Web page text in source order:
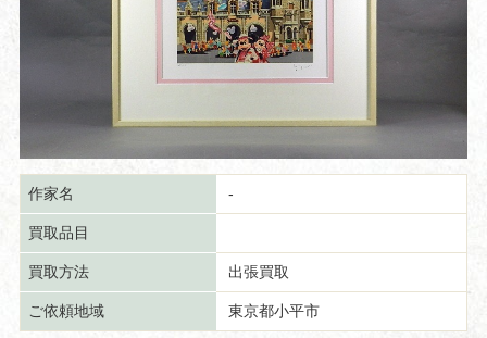
作家名 -
買取品目
買取方法 出張買取
ご依頼地域 東京都小平市